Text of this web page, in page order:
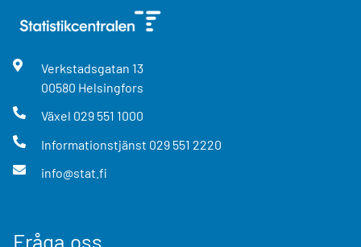
Verkstadsgatan 13
00580 Helsingfors
Växel 029 551 1000
Informationstjänst 029 551 2220
info@stat.fi
Fråga oss